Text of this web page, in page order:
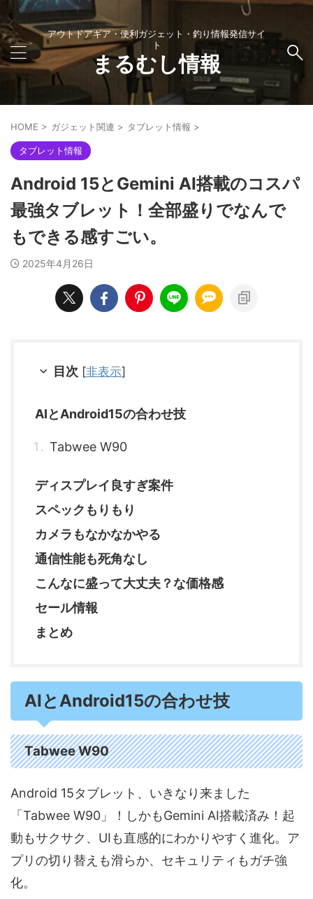
アウトドアギア・便利ガジェット・釣り情報発信サイ
ト
まるむし情報
HOME > ガジェット関連 > タブレット情報 >
タブレット情報
Android 15とGemini AI搭載のコスパ
最強タブレット！全部盛りでなんで
もできる感すごい。​
2025年4月26日
目次 [非表示]
AIとAndroid15の合わせ技
Tabwee W90
ディスプレイ良すぎ案件
スペックもりもり
カメラもなかなかやる
通信性能も死角なし
こんなに盛って大丈夫？な価格感
セール情報
まとめ
AIとAndroid15の合わせ技
Tabwee W90
Android 15タブレット、いきなり来ました
「Tabwee W90」！しかもGemini AI搭載済み！起
動もサクサク、UIも直感的にわかりやすく進化。ア
プリの切り替えも滑らか、セキュリティもガチ強
化。​